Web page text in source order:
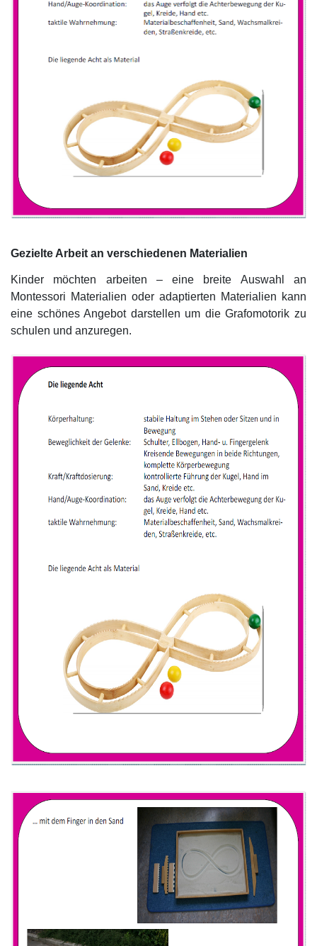
Gezielte Arbeit an verschiedenen Materialien
Kinder möchten arbeiten – eine breite Auswahl an
Montessori Materialien oder adaptierten Materialien kann
eine schönes Angebot darstellen um die Grafomotorik zu
schulen und anzuregen.